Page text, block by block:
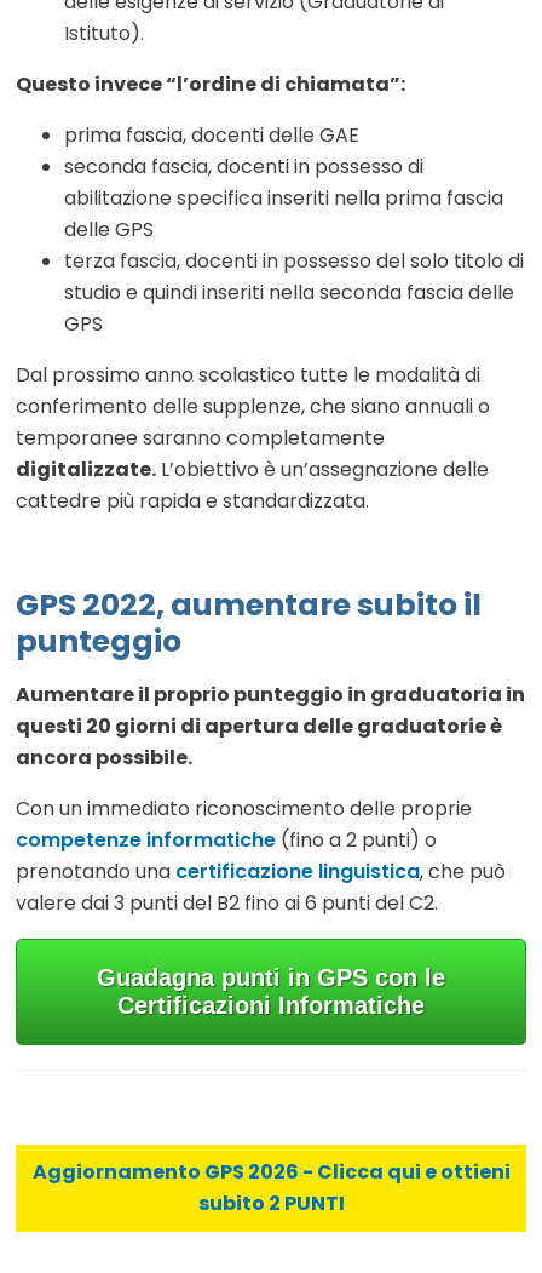
Istituto).
Questo invece “l’ordine di chiamata”:
prima fascia, docenti delle GAE
seconda fascia, docenti in possesso di
abilitazione specifica inseriti nella prima fascia
delle GPS
terza fascia, docenti in possesso del solo titolo di
studio e quindi inseriti nella seconda fascia delle
GPS
Dal prossimo anno scolastico tutte le modalità di
conferimento delle supplenze, che siano annuali o
temporanee saranno completamente
digitalizzate. L’obiettivo è un’assegnazione delle
cattedre più rapida e standardizzata.
GPS 2022, aumentare subito il
punteggio
Aumentare il proprio punteggio in graduatoria in
questi 20 giorni di apertura delle graduatorie è
ancora possibile.
Con un immediato riconoscimento delle proprie
competenze informatiche (fino a 2 punti) o
prenotando una certificazione linguistica, che può
valere dai 3 punti del B2 fino ai 6 punti del C2.
Guadagna punti in GPS con le
Certificazioni Informatiche
Aggiornamento GPS 2026 - Clicca qui e ottieni
subito 2 PUNTI